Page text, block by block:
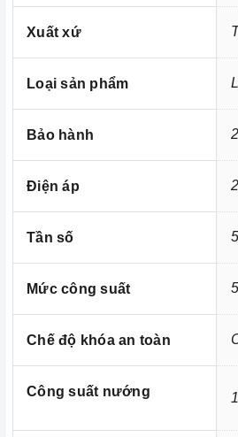
- Chế độ Grill.Combi để kết
nướng tiện lợi hơn
- Chế độ Multi-Stage Cooking
hợp nhiều chức năng
Ví dụ: rã đông (5 phút) + nấu vi
Tomate TOM MW-225
xứng
người bạn đồng hành thân thiết
là vật dụng không thể trong
hiện nay, nhất là trong cuộc sống
bận rộn đối với những người nội
công việc lại còn chăm sóc
mình.
Xuất xứ
Loại sản phẩm
Bảo hành
Điện áp
Tần số
Mức công suất 5
Chế độ khóa an toàn
Công suất nướng